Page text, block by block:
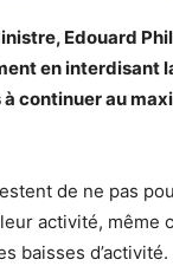
Edouard
en interdisant
continuer au
de ne pas
activité, même
baisses